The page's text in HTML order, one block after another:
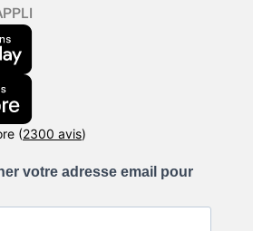
(2300 avis)
votre adresse email pour